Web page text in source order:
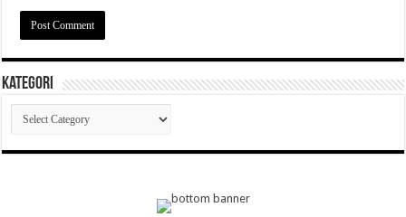
Kategori
Kategori